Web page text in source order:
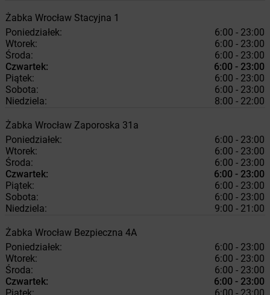
Żabka Wrocław Stacyjna 1
Poniedziałek:
6:00 - 23:00
Wtorek:
6:00 - 23:00
Środa:
6:00 - 23:00
Czwartek:
6:00 - 23:00
Piątek:
6:00 - 23:00
Sobota:
6:00 - 23:00
Niedziela:
8:00 - 22:00
Żabka Wrocław Zaporoska 31a
Poniedziałek:
6:00 - 23:00
Wtorek:
6:00 - 23:00
Środa:
6:00 - 23:00
Czwartek:
6:00 - 23:00
Piątek:
6:00 - 23:00
Sobota:
6:00 - 23:00
Niedziela:
9:00 - 21:00
Żabka Wrocław Bezpieczna 4A
Poniedziałek:
6:00 - 23:00
Wtorek:
6:00 - 23:00
Środa:
6:00 - 23:00
Czwartek:
6:00 - 23:00